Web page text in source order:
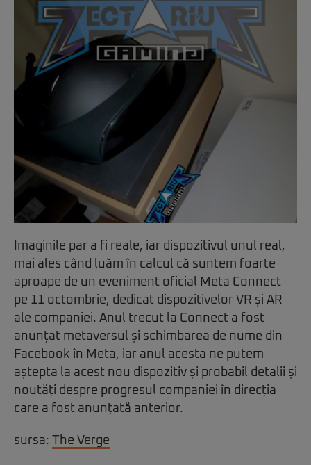
Imaginile par a fi reale, iar dispozitivul unul real,
mai ales când luăm în calcul că suntem foarte
aproape de un eveniment oficial Meta Connect
pe 11 octombrie, dedicat dispozitivelor VR și AR
ale companiei. Anul trecut la Connect a fost
anunțat metaversul și schimbarea de nume din
Facebook în Meta, iar anul acesta ne putem
aștepta la acest nou dispozitiv și probabil detalii și
noutăți despre progresul companiei în direcția
care a fost anunțată anterior.
sursa: The Verge